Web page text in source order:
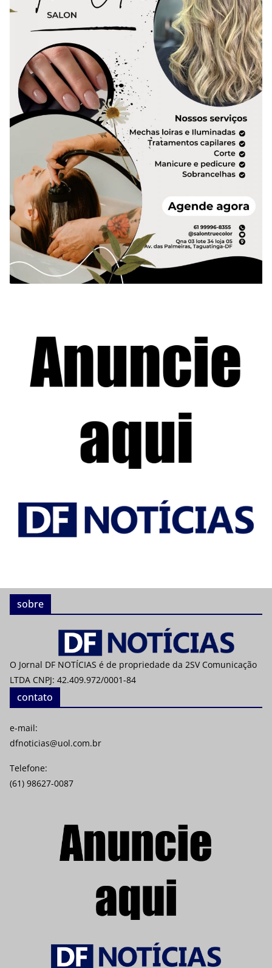
sobre
O Jornal DF NOTÍCIAS é de propriedade da 2SV Comunicação
LTDA CNPJ: 42.409.972/0001-84
contato
e-mail:
dfnoticias@uol.com.br
Telefone:
(61) 98627-0087